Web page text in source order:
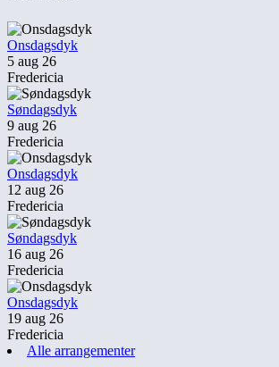
Onsdagsdyk
5 aug 26
Fredericia
Søndagsdyk
9 aug 26
Fredericia
Onsdagsdyk
12 aug 26
Fredericia
Søndagsdyk
16 aug 26
Fredericia
Onsdagsdyk
19 aug 26
Fredericia
Alle arrangementer